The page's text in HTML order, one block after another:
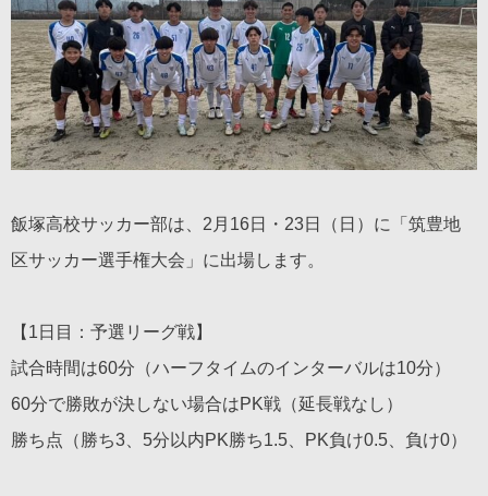
飯塚高校サッカー部は、2月16日・23日（日）に「筑豊地
区サッカー選手権大会」に出場します。
【1日目：予選リーグ戦】
試合時間は60分（ハーフタイムのインターバルは10分）
60分で勝敗が決しない場合はPK戦（延長戦なし）
勝ち点（勝ち3、5分以内PK勝ち1.5、PK負け0.5、負け0）